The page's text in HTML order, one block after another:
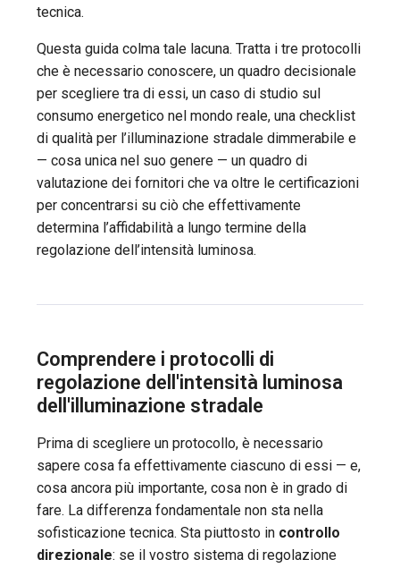
tecnica.
Questa guida colma tale lacuna. Tratta i tre protocolli
che è necessario conoscere, un quadro decisionale
per scegliere tra di essi, un caso di studio sul
consumo energetico nel mondo reale, una checklist
di qualità per l’illuminazione stradale dimmerabile e
— cosa unica nel suo genere — un quadro di
valutazione dei fornitori che va oltre le certificazioni
per concentrarsi su ciò che effettivamente
determina l’affidabilità a lungo termine della
regolazione dell’intensità luminosa.
Comprendere i protocolli di
regolazione dell'intensità luminosa
dell'illuminazione stradale
Prima di scegliere un protocollo, è necessario
sapere cosa fa effettivamente ciascuno di essi — e,
cosa ancora più importante, cosa non è in grado di
fare. La differenza fondamentale non sta nella
sofisticazione tecnica. Sta piuttosto in controllo
direzionale: se il vostro sistema di regolazione